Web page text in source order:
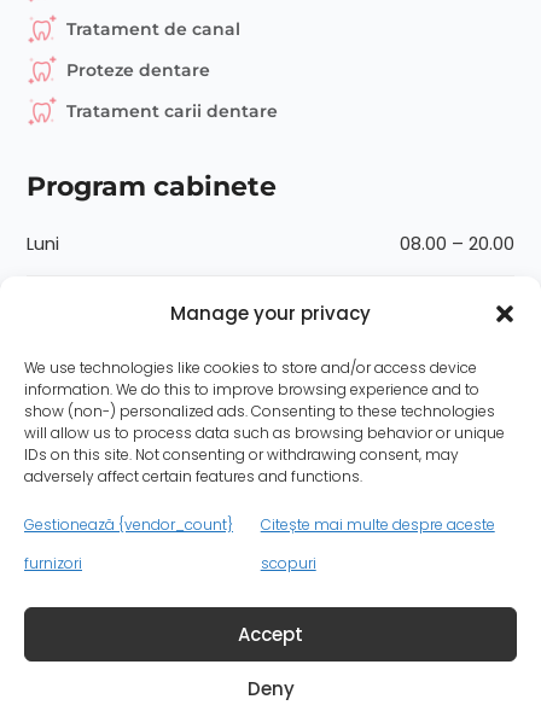
Manage your privacy
We use technologies like cookies to store and/or access device
information. We do this to improve browsing experience and to
show (non-) personalized ads. Consenting to these technologies
will allow us to process data such as browsing behavior or unique
IDs on this site. Not consenting or withdrawing consent, may
adversely affect certain features and functions.
Gestionează {vendor_count}
furnizori
Citește mai multe despre aceste
scopuri
Accept
Deny
Tratament de canal
Proteze dentare
Tratament carii dentare
Program cabinete
Luni 08.00 – 20.00
08.00 – 20.00
Miercuri 08.00 – 20.00
Joi 08.00 – 20.00
Sâmbătă